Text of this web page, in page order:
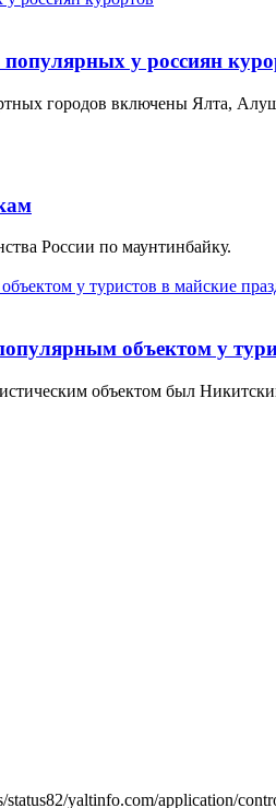
у россиян
городов включены Ялта,
России по маунтинбайку.
объектом у
объектом был
yaltinfo.com/application/